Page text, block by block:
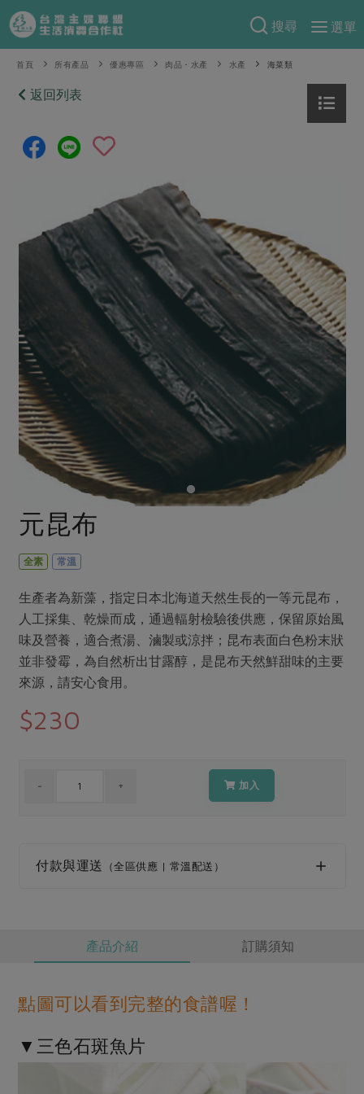
搜尋
選單
產品分類
當季蔬果
芽苗類
奶蛋豆・五穀
米麵雜糧
肉品・水產
畜產肉類 水產
水畜加工品
調理食材・點心
調味醬料/南北貨
沖泡飲品
保健食品
美妝保養 個人清潔
家庭清潔 織品
日用品 圖書禮品
優惠專區
樂齡友善
食譜料理
食材
蛋料理
料理方式
烘焙．點心
醬料
湯品．鍋物
漬物
主題食譜
異國料理
年菜食譜
養身食補
特別企畫
把最好的台灣味帶回家！
防災用品預購圓滿結束
2026年端午節預購圓滿結束
更多預購活動
當季產品
合作25-經典快閃最後一週
合作25-精選產品第四彈
合作25-精選產品第三彈
更多當季產品
議題活動
主婦聯盟X樂齡網特約優惠案
2024農業發展計畫年度報告
更多議題活動
觀點文章
主婦食堂 一籃菜真心話
合作聯合國
生活提案
樂齡生活 親子食育
廚房瑜伽
關注議題
減硝酸鹽
非基改運動 支持本土農糧
能源議題
減添加物
公益金
更多議題
生活者e週報
綠主張月刊
典藏閱覽室
關於合作社
認識合作社
合作社組織
員工與求才
產品檢驗
自主把關
檢驗報告
社員權益
社務專區
選舉專區
媒體報導
活動報下載
重要公告
首頁 所有產品 優惠專區 肉品・水產 水產 海菜類
返回列表
元昆布
全素 常溫
生產者為新藻，指定日本北海道天然生長的一等元昆布，
人工採集、乾燥而成，通過輻射檢驗後供應，保留原始風
味及營養，適合煮湯、滷製或涼拌；昆布表面白色粉末狀
並非發霉，為自然析出甘露醇，是昆布天然鮮甜味的主要
來源，請安心食用。
$230
加入
付款與運送 （全區供應 | 常溫配送）
產品介紹 訂購須知
點圖可以看到完整的食譜喔！
▼三色石斑魚片